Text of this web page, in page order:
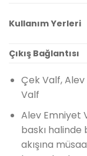
Kullanım Yerleri
Çıkış Bağlantısı
Çek Valf,
Valf
Alev Emniyet
baskı
akışına